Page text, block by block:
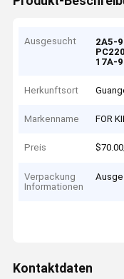
Ausgesucht 2A5-
17A-
Herkunftsort
Markenname FOR
Preis
Verpackung
Informationen
Kontaktdaten